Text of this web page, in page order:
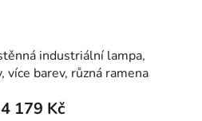
industriální lampa,
více barev, různá ramena
4 179 Kč